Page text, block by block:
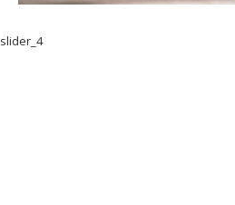
slider_4